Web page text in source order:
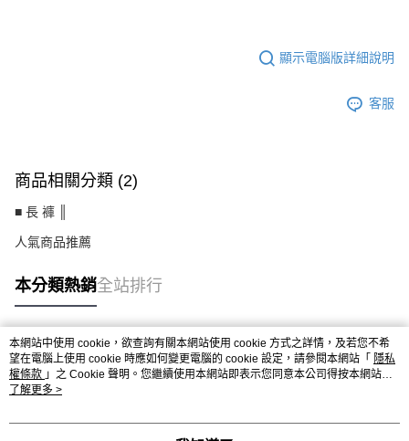
顯示電腦版詳細說明
客服
商品相關分類 (2)
■ 長 褲 ║
人氣商品推薦
本分類熱銷全站排行
熱門標籤
本網站中使用 cookie，欲查詢有關本網站使用 cookie 方式之詳情，及若您不希
望在電腦上使用 cookie 時應如何變更電腦的 cookie 設定，請參閱本網站「 隱私
權條款 」之 Cookie 聲明。您繼續使用本網站即表示您同意本公司得按本網站使
用條款之 Cookie 聲明使用 cookie。
了解更多 >